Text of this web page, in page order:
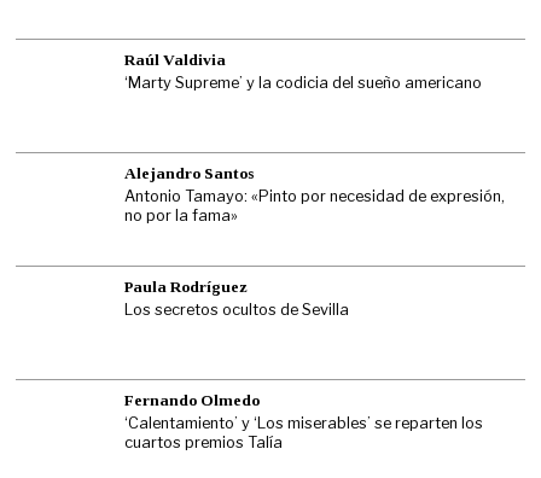
Raúl Valdivia
‘Marty Supreme’ y la codicia del sueño americano
Alejandro Santos
Antonio Tamayo: «Pinto por necesidad de expresión,
no por la fama»
Paula Rodríguez
Los secretos ocultos de Sevilla
Fernando Olmedo
‘Calentamiento’ y ‘Los miserables’ se reparten los
cuartos premios Talía